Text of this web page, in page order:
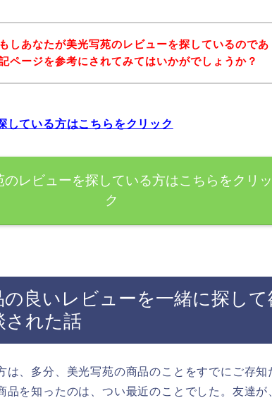
しあなたが美光写苑のレビューを探しているのであ
ページを参考にされてみてはいかがでしょうか？
している方はこちらをクリック
のレビューを探している方はこちらをクリッ
ク
良いレビューを一緒に探して
された話
は、多分、美光写苑の商品のことをすでにご存知
品を知ったのは、つい最近のことでした。友達が